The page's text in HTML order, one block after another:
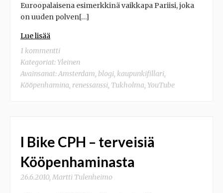
Euroopalaisena esimerkkinä vaikkapa Pariisi, joka
on uuden polven[…]
Lue lisää
1 kommentti
Kategoriat: Yleinen
Avainsanat:Amsterdam, blogi, kaupunkifillari,
Kööpenhamina, renessanssi, Tukholma, YouTube
I Bike CPH – terveisiä
Kööpenhaminasta
26.6.2010, Martti Tulenheimo